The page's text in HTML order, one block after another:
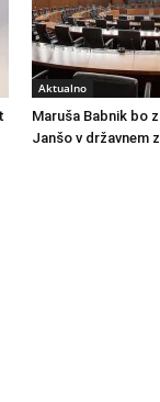
Aktualno
Maruša Babnik bo
Janšo v državnem